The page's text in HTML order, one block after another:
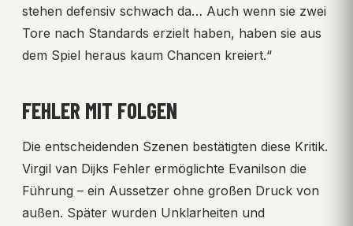
stehen defensiv schwach da… Auch wenn sie zwei
Tore nach Standards erzielt haben, haben sie aus
dem Spiel heraus kaum Chancen kreiert.“
FEHLER MIT FOLGEN
Die entscheidenden Szenen bestätigten diese Kritik.
Virgil van Dijks Fehler ermöglichte Evanilson die
Führung – ein Aussetzer ohne großen Druck von
außen. Später wurden Unklarheiten und